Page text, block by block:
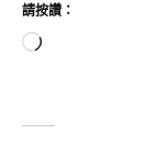
請按讚：
正
入...